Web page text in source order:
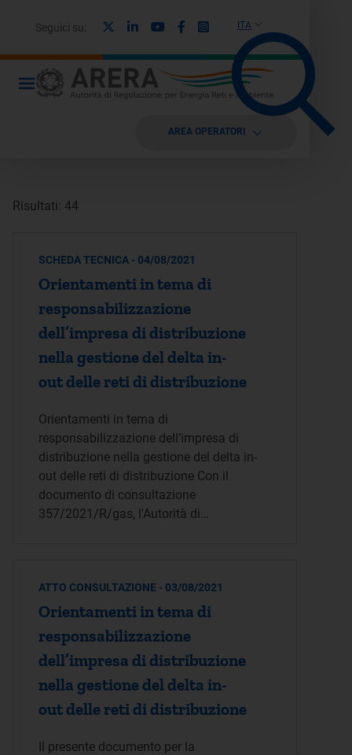
ITA
Seguici su: LinkedinYoutubeFacebook
Instagram
AREA OPERATORI
Risultati: 44
SCHEDA TECNICA - 04/08/2021
Orientamenti in tema di
responsabilizzazione
dell’impresa di distribuzione
nella gestione del delta in-
out delle reti di distribuzione
Orientamenti in tema di
responsabilizzazione dell’impresa di
distribuzione nella gestione del delta in-
out delle reti di distribuzione Con il
documento di consultazione
357/2021/R/gas, l'Autorità di…
ATTO CONSULTAZIONE - 03/08/2021
Orientamenti in tema di
responsabilizzazione
dell’impresa di distribuzione
nella gestione del delta in-
out delle reti di distribuzione
Il presente documento per la